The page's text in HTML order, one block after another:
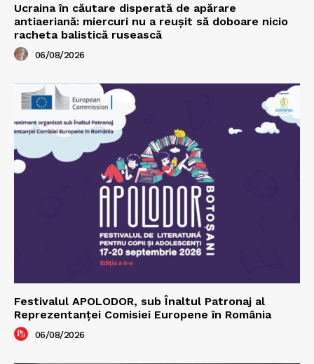
Ucraina în căutare disperată de apărare
antiaeriană: miercuri nu a reușit să doboare nicio
racheta balistică rusească
06/08/2026
Festivalul APOLODOR, sub Înaltul Patronaj al
Reprezentanței Comisiei Europene în România
06/08/2026